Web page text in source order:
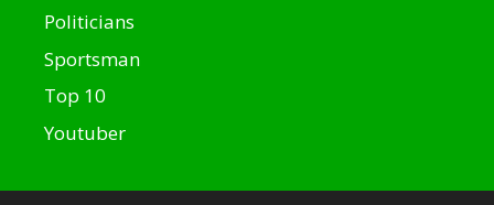
Politicians
Sportsman
Top 10
Youtuber